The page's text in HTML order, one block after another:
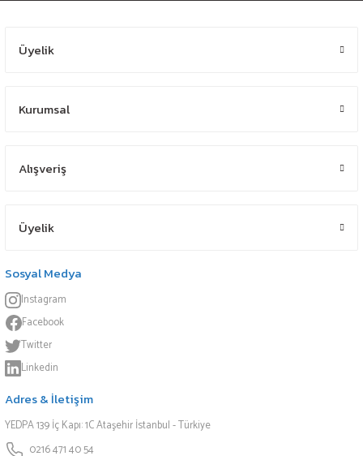
Üyelik
Kurumsal
Alışveriş
Üyelik
Sosyal Medya
Instagram
Facebook
Twitter
Linkedin
Adres & İletişim
YEDPA 139 İç Kapı: 1C Ataşehir İstanbul - Türkiye
0216 471 40 54